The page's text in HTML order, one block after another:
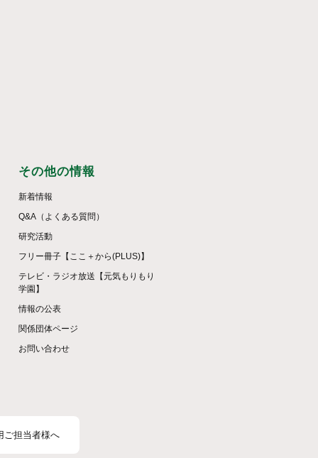
その他の情報
新着情報
Q&A（よくある質問）
研究活動
フリー冊子【ここ＋から(PLUS)】
テレビ・ラジオ放送【元気もりもり
学園】
情報の公表
関係団体ページ
お問い合わせ
ご担当者様へ